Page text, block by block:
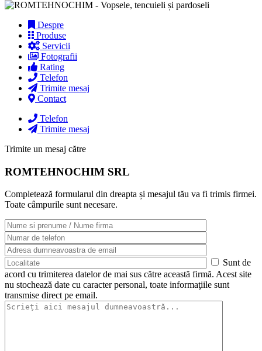
Despre
Produse
Servicii
Fotografii
Rating
Telefon
Trimite mesaj
Contact
Telefon
Trimite mesaj
Trimite un mesaj către
ROMTEHNOCHIM SRL
Completează formularul din dreapta și mesajul tău va fi trimis firmei.
Toate câmpurile sunt necesare.
Sunt de
acord cu trimiterea datelor de mai sus către această firmă. Acest site
nu stochează date cu caracter personal, toate informaţiile sunt
transmise direct pe email.